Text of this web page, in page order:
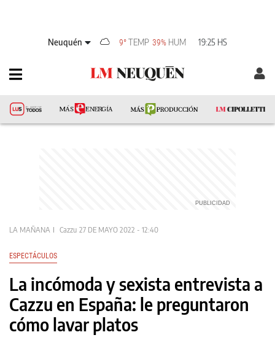
Neuquén 9°TEMP 39% HUM 19:25 HS
LA MAÑANA Cazzu 27 DE MAYO 2022 - 12:40
ESPECTÁCULOS
La incómoda y sexista entrevista a
Cazzu en España: le preguntaron
cómo lavar platos